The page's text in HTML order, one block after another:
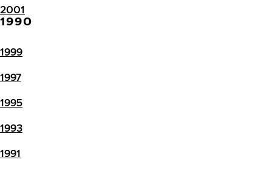
2001
1990
1999
1997
1995
1993
1991